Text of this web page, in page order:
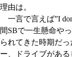
理由は。
一言で言えば”I
間SBで一生懸命や
られてきた時期だ
ー、ドライブがあ